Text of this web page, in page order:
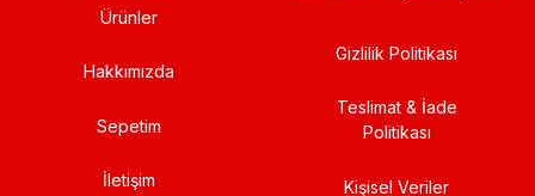
Ürünler
Hakkımızda
Sepetim
İletişim
Gizlilik Politikası
Teslimat & İade
Politikası
Kişisel Veriler